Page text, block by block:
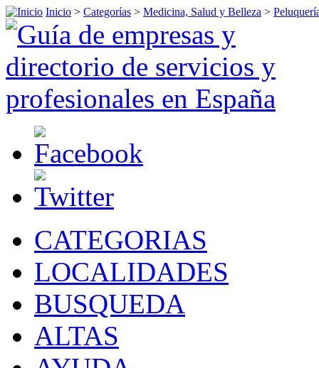
Inicio > Categorías > Medicina, Salud y Belleza >
CATEGORIAS
LOCALIDADES
BUSQUEDA
ALTAS